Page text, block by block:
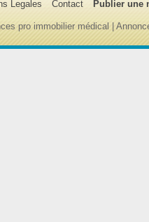
Legales Contact Publier une
pro immobilier médical |